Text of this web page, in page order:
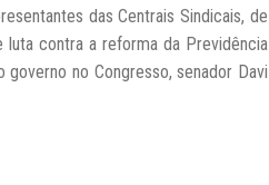
das Centrais Sindicais, de
contra a reforma da Previdência
no Congresso, senador Davi